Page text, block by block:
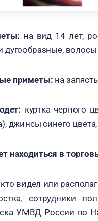
на вид 14 лет,
дугообразные,
приметы: на
куртка черного
джинсы синего
находиться в
кто видел или
сотрудники
УМВД России по